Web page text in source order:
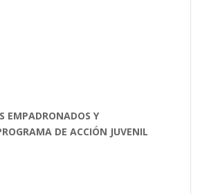
EMPADRONADOS Y
DE ACCIÓN JUVENIL